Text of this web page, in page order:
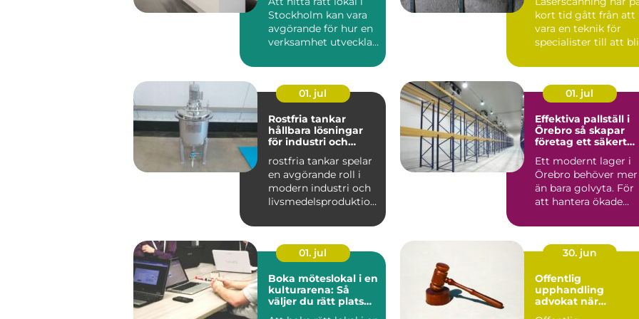
Stockholm kan vara
avgörande för hur en
verksamhet utvecklas
kort tid gått från att
vara en teknik för
specialister till att bli
01. jul
Rostfria tankar
hållbara lösningar
för industri och
rostfria tankar spelar
en avgörande roll i
modern industri och
livsmedelsproduktion.
01. jul
Effektiva pallställ i
Örebro så skapar
företag ett säkert
Ett modernt lager i
Örebro behöver mer
än bara golvyta. För
att hantera ökade
01. jul
Boka möteslokal i en
kulturarena: Så
väljer du rätt plats
30. jun
Offentlig
upphandling
advokat när